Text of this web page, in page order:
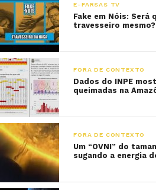
E-FARSAS TV
Fake em Nóis: Será
travesseiro mesmo?
FORA DE CONTEXTO
Dados do INPE
queimadas na
FORA DE CONTEXTO
Um “OVNI” do
sugando a energia